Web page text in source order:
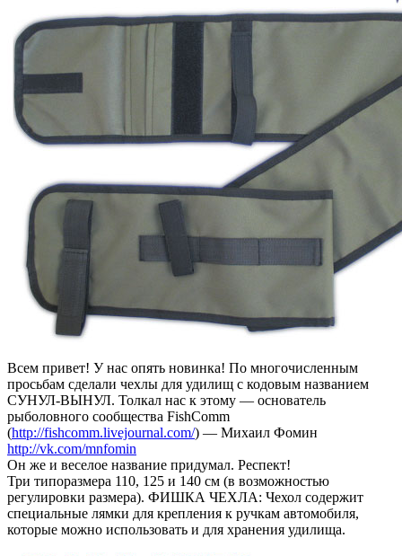
Всем привет! У нас опять новинка! По многочисленным
просьбам сделали чехлы для удилищ с кодовым названием
СУНУЛ-ВЫНУЛ. Толкал нас к этому — основатель
рыболовного сообщества FishComm
(http://fishcomm.livejournal.com/) — Михаил Фомин
http://vk.com/mnfomin
Он же и веселое название придумал. Респект!
Три типоразмера 110, 125 и 140 см (в возможностью
регулировки размера). ФИШКА ЧЕХЛА: Чехол содержит
специальные лямки для крепления к ручкам автомобиля,
которые можно использовать и для хранения удилища.